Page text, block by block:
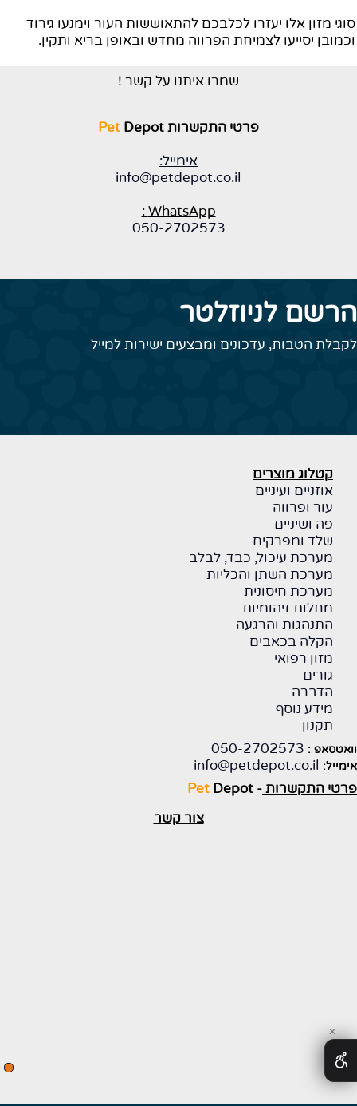
סוגי מזון אלו יעזרו לכלבכם להתאוששות העור וימנעו גירוד
וכמובן יסייעו לצמיחת הפרווה מחדש ובאופן בריא ותקין.
שמרו איתנו על קשר !
פרטי התקשרות Pet Depot
אימייל:
info@petdepot.co.il
WhatsApp :
050-2702573
הרשם לניוזלטר
לקבלת הטבות, עדכונים ומבצעים ישירות למייל
קטלוג מוצרים
אוזניים ועיניים
עור ופרווה
פה ושיניים
שלד ומפרקים
מערכת עיכול, כבד, לבלב
מערכת השתן והכליות
מערכת חיסונית
מחלות זיהומיות
התנהגות והרגעה
הקלה בכאבים
מזון רפואי
גורים
הדברה
מידע נוסף
תקנון
וואטסאפ : 050-2702573
אימייל: info@petdepot.co.il
פרטי התקשרות-
Pet Depot
צור קשר
✕